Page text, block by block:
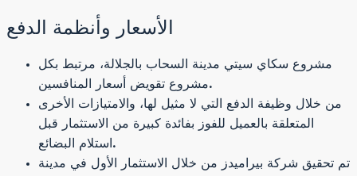
الأسعار وأنظمة الدفع
مشروع سكاي سيتي مدينة السحاب بالجلالة، مرتبط بكل
مشروع تقويض أسعار المنافسين.
من خلال وظيفة الدفع التي لا مثيل لها، والامتيازات الأخرى
المتعلقة بالعميل للفوز بفائدة كبيرة من الاستثمار قبل
استلام البضائع.
تم تحقيق شركة بيراميدز من خلال الاستثمار الأول في مدينة